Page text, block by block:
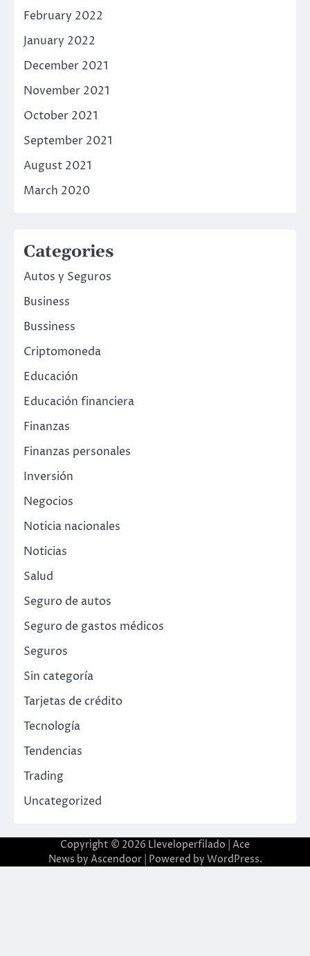
February 2022
January 2022
December 2021
November 2021
October 2021
September 2021
August 2021
March 2020
Categories
Autos y Seguros
Business
Bussiness
Criptomoneda
Educación
Educación financiera
Finanzas
Finanzas personales
Inversión
Negocios
Noticia nacionales
Noticias
Salud
Seguro de autos
Seguro de gastos médicos
Seguros
Sin categoría
Tarjetas de crédito
Tecnología
Tendencias
Trading
Uncategorized
Copyright © 2026 Lleveloperfilado | Ace
News by Ascendoor| Powered by WordPress.